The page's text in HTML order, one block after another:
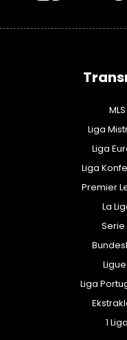
Liga
Liga
Liga
Premier
La
Liga
1